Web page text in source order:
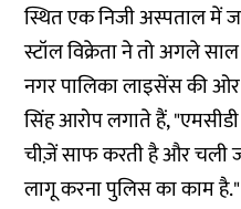
स्थित एक निजी अस्पताल में
स्टॉल विक्रेता ने तो अगले
नगर पालिका लाइसेंस की ओर
सिंह आरोप लगाते हैं,
चीज़ें साफ करती है और चली
लागू करना पुलिस का काम है."